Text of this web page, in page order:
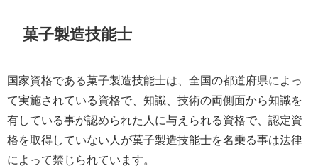
菓子製造技能士
国家資格である菓子製造技能士は、全国の都道府県によっ
て実施されている資格で、知識、技術の両側面から知識を
有している事が認められた人に与えられる資格で、認定資
格を取得していない人が菓子製造技能士を名乗る事は法律
によって禁じられています。